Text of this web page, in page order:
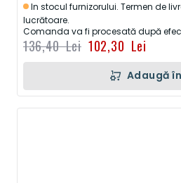
In stocul furnizorului. Termen de
lucrătoare.
Comanda va fi procesată după
102,30 Lei
136,40 Lei
Adaugă